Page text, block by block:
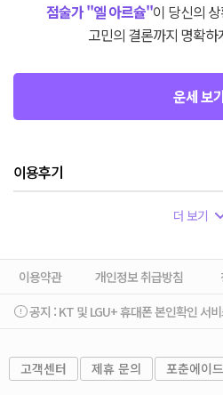
점술가 "엘 아르슐"이 당신의
고민의 결론까지 명확
운세 보기
이용후기
더 보기
이용약관 개인정보 취급방침
공지 : KT 및 LGU+ 휴대폰 본인확인 서
고객센터 제휴 문의 포춘에이